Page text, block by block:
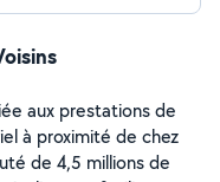
aux prestations de
à proximité de chez
de 4,5 millions de